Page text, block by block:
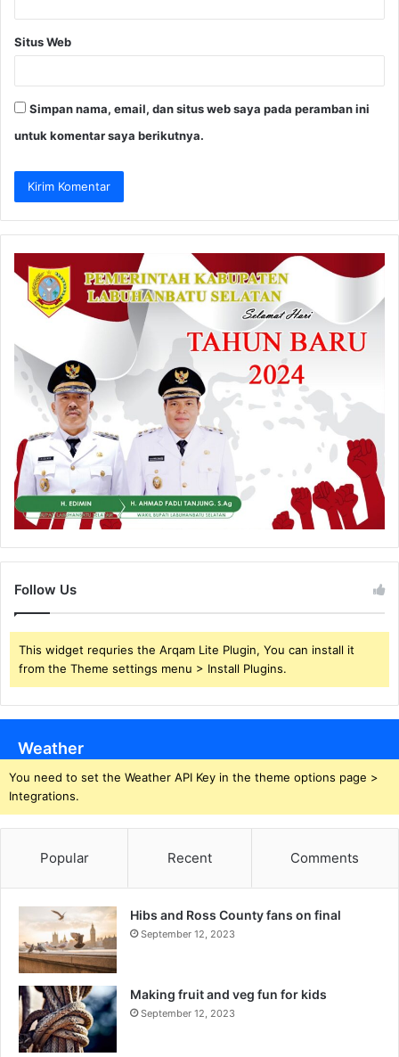
Situs Web
Simpan nama, email, dan situs web saya pada peramban ini
untuk komentar saya berikutnya.
Follow Us
This widget requries the Arqam Lite Plugin, You can install it
from the Theme settings menu > Install Plugins.
Weather
You need to set the Weather API Key in the theme options page >
Integrations.
Popular Recent Comments
Hibs and Ross County fans on final
September 12, 2023
Making fruit and veg fun for kids
September 12, 2023